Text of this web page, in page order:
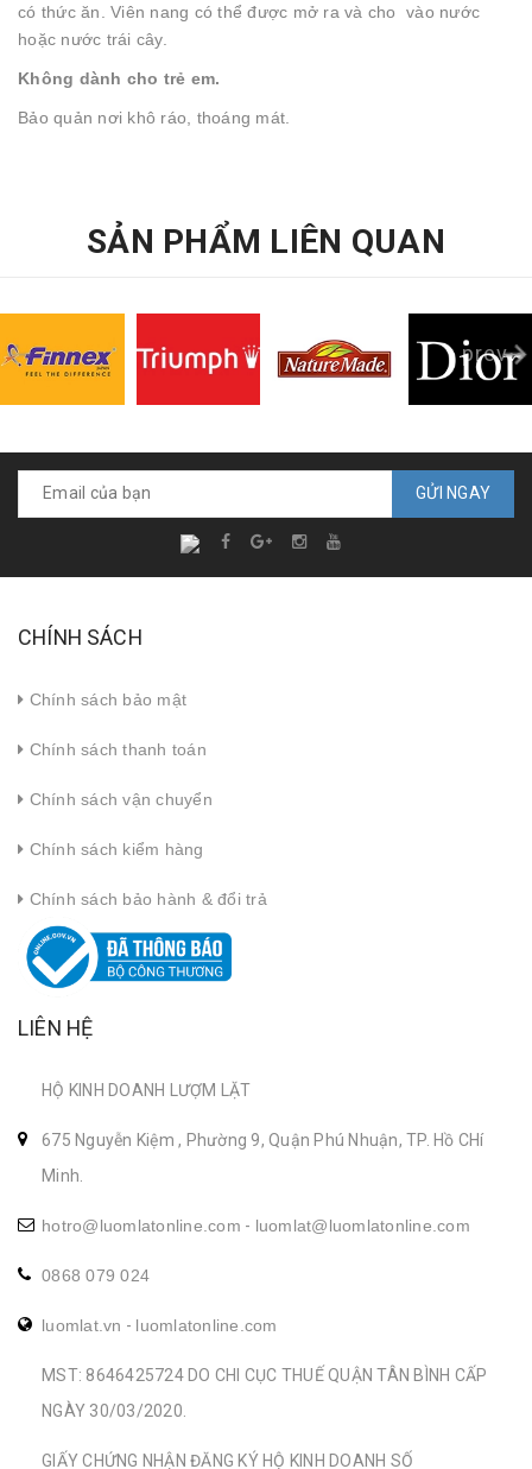
có thức ăn. Viên nang có thể được mở ra và cho vào nước
hoặc nước trái cây.
Không dành cho trẻ em.
Bảo quản nơi khô ráo, thoáng mát.
SẢN PHẨM LIÊN QUAN
prev
GỬI NGAY
CHÍNH SÁCH
Chính sách bảo mật
Chính sách thanh toán
Chính sách vận chuyển
Chính sách kiểm hàng
Chính sách bảo hành & đổi trả
LIÊN HỆ
HỘ KINH DOANH LƯỢM LẶT
675 Nguyễn Kiệm , Phường 9, Quận Phú Nhuận, TP. Hồ CHí
Minh.
hotro@luomlatonline.com - luomlat@luomlatonline.com
0868 079 024
luomlat.vn - luomlatonline.com
MST: 8646425724 DO CHI CỤC THUẾ QUẬN TÂN BÌNH CẤP
NGÀY 30/03/2020.
GIẤY CHỨNG NHẬN ĐĂNG KÝ HỘ KINH DOANH SỐ